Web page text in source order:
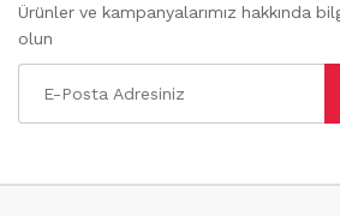
Ürünler ve kampanyalarımız hakkında
olun